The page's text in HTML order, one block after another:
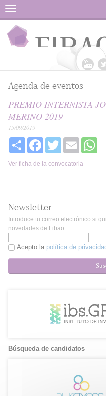
Menu
Agenda de eventos
PREMIO INTERNISTA
MERINO 2019
15/09/2019
Share FacebookTwitter Email
Ver ficha de la convocatoria
Newsletter
Introduce tu correo electrónico si
novedades de Fibao.
Acepto la política de
Búsqueda de candidatos